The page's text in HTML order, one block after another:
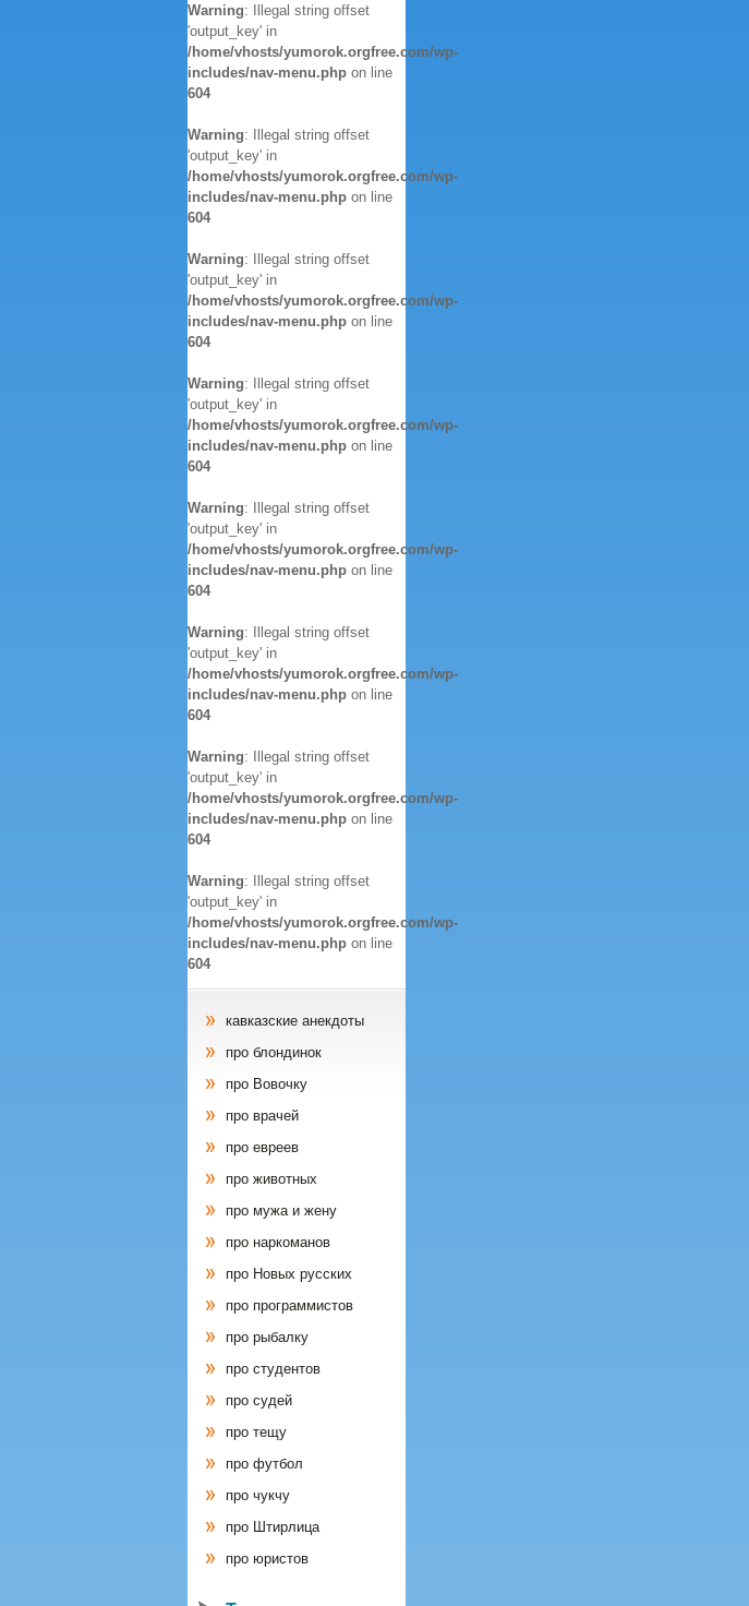
Warning: Illegal string offset
'output_key' in
/home/vhosts/yumorok.orgfree.com/wp-
includes/nav-menu.php on line
604
Warning: Illegal string offset
'output_key' in
/home/vhosts/yumorok.orgfree.com/wp-
includes/nav-menu.php on line
604
Warning: Illegal string offset
'output_key' in
/home/vhosts/yumorok.orgfree.com/wp-
includes/nav-menu.php on line
604
Warning: Illegal string offset
'output_key' in
/home/vhosts/yumorok.orgfree.com/wp-
includes/nav-menu.php on line
604
Warning: Illegal string offset
'output_key' in
/home/vhosts/yumorok.orgfree.com/wp-
includes/nav-menu.php on line
604
Warning: Illegal string offset
'output_key' in
/home/vhosts/yumorok.orgfree.com/wp-
includes/nav-menu.php on line
604
Warning: Illegal string offset
'output_key' in
/home/vhosts/yumorok.orgfree.com/wp-
includes/nav-menu.php on line
604
Warning: Illegal string offset
'output_key' in
/home/vhosts/yumorok.orgfree.com/wp-
includes/nav-menu.php on line
604
кавказские анекдоты
про блондинок
про Вовочку
про врачей
про евреев
про животных
про мужа и жену
про наркоманов
про Новых русских
про программистов
про рыбалку
про студентов
про судей
про тещу
про футбол
про чукчу
про Штирлица
про юристов